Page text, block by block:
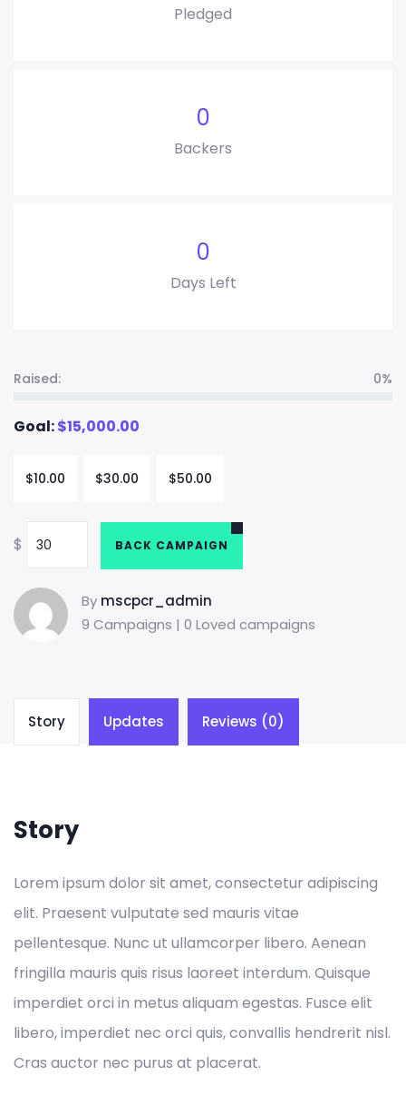
Pledged
0
Backers
0
Days Left
Raised: 0%
Goal:$15,000.00
$10.00 $30.00 $50.00
$ BACK CAMPAIGN
By mscpcr_admin
9 Campaigns | 0 Loved campaigns
Story Updates Reviews (0)
Story
Lorem ipsum dolor sit amet, consectetur adipiscing
elit. Praesent vulputate sed mauris vitae
pellentesque. Nunc ut ullamcorper libero. Aenean
fringilla mauris quis risus laoreet interdum. Quisque
imperdiet orci in metus aliquam egestas. Fusce elit
libero, imperdiet nec orci quis, convallis hendrerit nisl.
Cras auctor nec purus at placerat.